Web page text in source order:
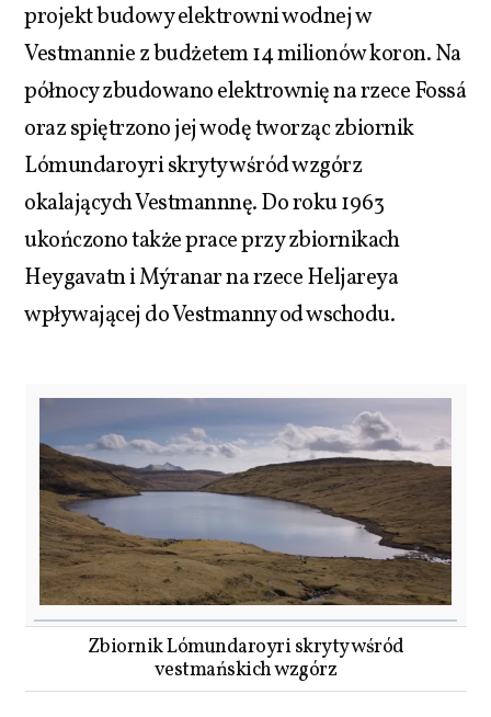
projekt budowy elektrowni wodnej w
Vestmannie z budżetem 14 milionów koron. Na
północy zbudowano elektrownię na rzece Fossá
oraz spiętrzono jej wodę tworząc zbiornik
Lómundaroyri skryty wśród wzgórz
okalających Vestmannnę. Do roku 1963
ukończono także prace przy zbiornikach
Heygavatn i Mýranar na rzece Heljareya
wpływającej do Vestmanny od wschodu.
Zbiornik Lómundaroyri skryty wśród
vestmańskich wzgórz